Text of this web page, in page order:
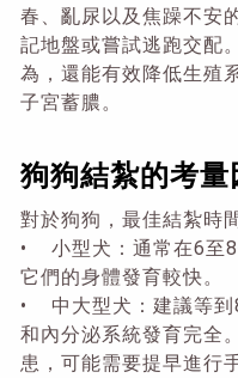
春、亂尿以及焦躁不安
記地盤或嘗試逃跑交配
為，還能有效降低生殖
子宮蓄膿。
狗狗結紮的考量
對於狗狗，最佳結紮時
• 小型犬：通常在6至8
它們的身體發育較快。
• 中大型犬：建議等到
和內分泌系統發育完全
患，可能需要提早進行